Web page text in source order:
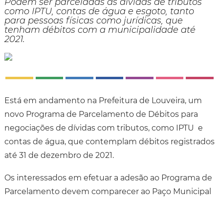
como IPTU, contas de água e esgoto, tanto
para pessoas físicas como jurídicas, que
tenham débitos com a municipalidade até
2021.
Está em andamento na Prefeitura de Louveira, um
novo Programa de Parcelamento de Débitos para
negociações de dívidas com tributos, como IPTU e
contas de água, que contemplam débitos registrados
até 31 de dezembro de 2021.
Os interessados em efetuar a adesão ao Programa de
Parcelamento devem comparecer ao Paço Municipal